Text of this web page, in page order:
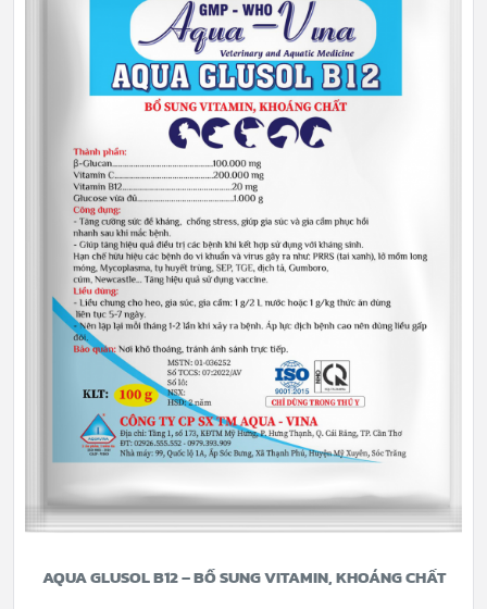
AQUA GLUSOL B12 – BỔ SUNG VITAMIN, KHOÁNG CHẤT